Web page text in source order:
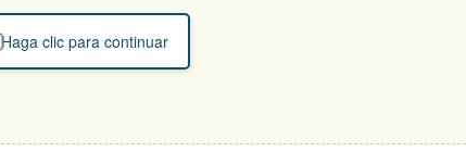
Haga clic para continuar